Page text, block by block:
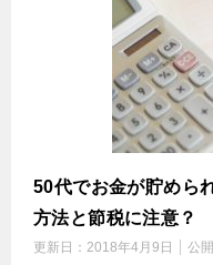
50代でお金が貯めら
方法と節税に注意？
更新日： 2018年4月9日 公